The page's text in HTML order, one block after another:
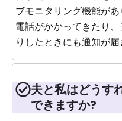
ブモニタリング機能が
電話がかかってきたり
りしたときにも通知が届
夫と私はどうす
できますか?